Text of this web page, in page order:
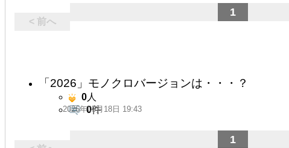
< 前へ
1
「2026」モノクロバージョンは・・・？
2026年05月18日 19:43
0人
0件
1